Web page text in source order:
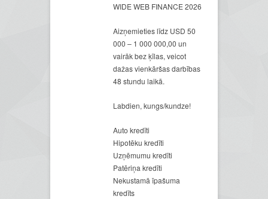
WIDE WEB FINANCE 2026
Aizņemieties līdz USD 50
000 – 1 000 000,00 un
vairāk bez ķīlas, veicot
dažas vienkāršas darbības
48 stundu laikā.
Labdien, kungs/kundze!
Auto kredīti
Hipotēku kredīti
Uzņēmumu kredīti
Patēriņa kredīti
Nekustamā īpašuma
kredīts